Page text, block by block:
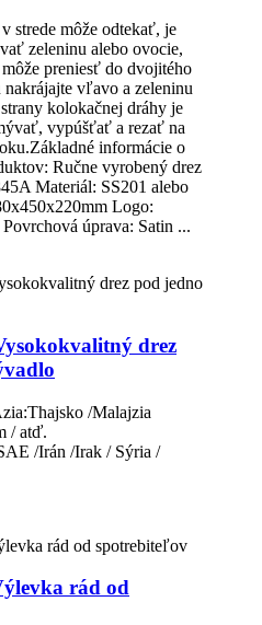
strede môže odtekať, je
zeleninu alebo ovocie,
preniesť do dvojitého
vľavo a zeleninu
kolokačnej dráhy je
vypúšťať a rezať na
informácie o
Ručne vyrobený drez
Materiál: SS201 alebo
Logo:
úprava: Satin ...
drez
/Malajzia
/ atď.
/Irán /Irak / Sýria /
rád od